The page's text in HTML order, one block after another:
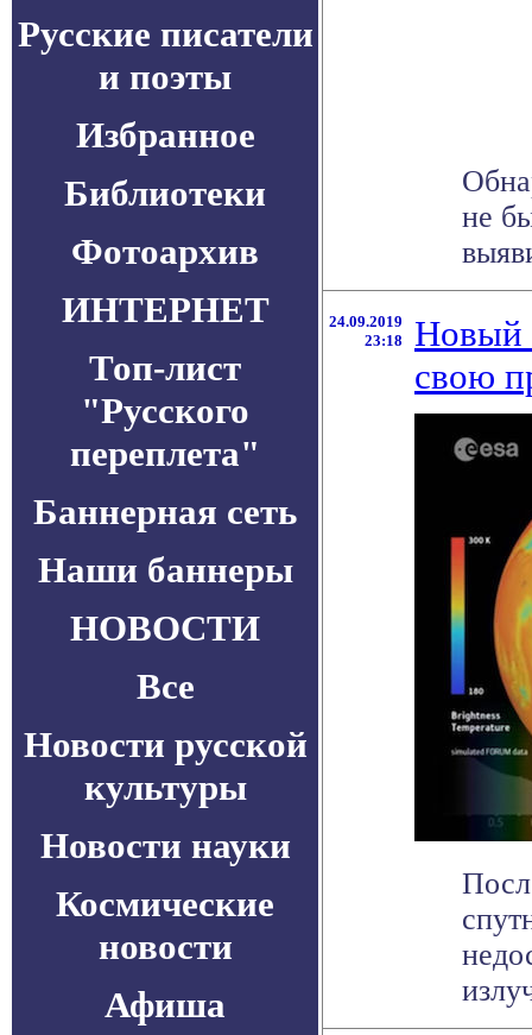
Русские писатели
и поэты
Избранное
Библиотеки
Фотоархив
ИНТЕРНЕТ
Топ-лист
"Русского
переплета"
Баннерная сеть
Наши баннеры
НОВОСТИ
Все
Новости русской
культуры
Новости науки
Космические
новости
Афиша
не
24.09.2019
23:18
Новый
свою